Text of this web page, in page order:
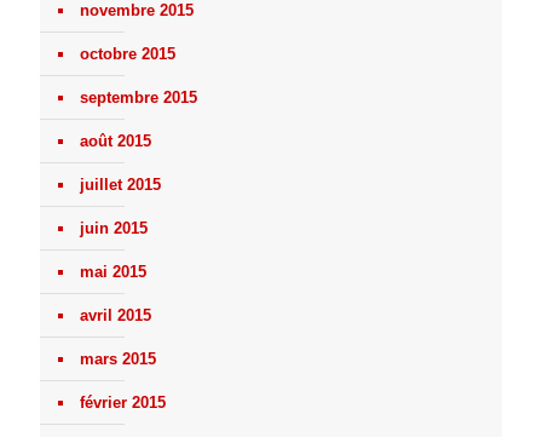
novembre 2015
octobre 2015
septembre 2015
août 2015
juillet 2015
juin 2015
mai 2015
avril 2015
mars 2015
février 2015